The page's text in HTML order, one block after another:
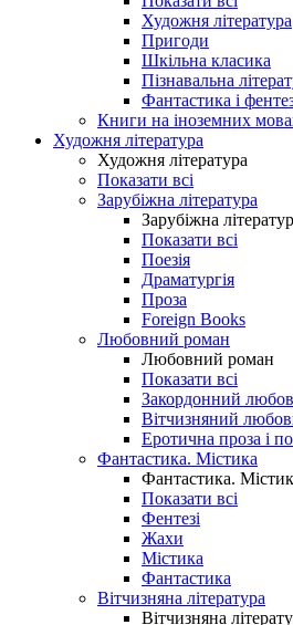
Художня література
Пригоди
Шкільна класика
Пізнавальна
Фантастика і
Книги на іноземних
Художня література
Художня література
Показати всі
Зарубіжна література
Зарубіжна
Показати всі
Поезія
Драматургія
Проза
Foreign Books
Любовний роман
Любовний роман
Показати всі
Закордонний
Вітчизняний
Еротична проза і
Фантастика. Містика
Фантастика.
Показати всі
Фентезі
Жахи
Містика
Фантастика
Вітчизняна література
Вітчизняна